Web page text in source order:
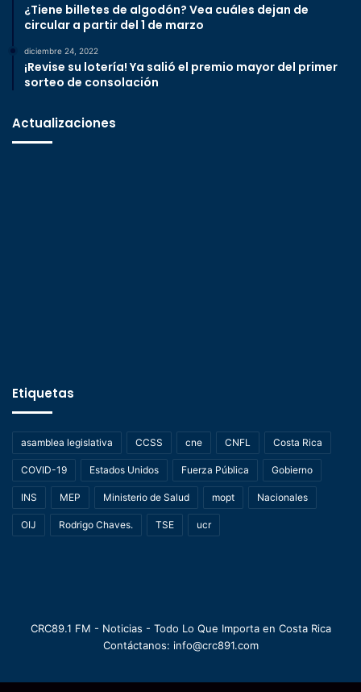
¿Tiene billetes de algodón? Vea cuáles dejan de
circular a partir del 1 de marzo
diciembre 24, 2022
¡Revise su lotería! Ya salió el premio mayor del primer
sorteo de consolación
Actualizaciones
Etiquetas
asamblea legislativa CCSS cne CNFL Costa Rica
COVID-19 Estados Unidos Fuerza Pública Gobierno
INS MEP Ministerio de Salud mopt Nacionales
OIJ Rodrigo Chaves. TSE ucr
CRC89.1 FM - Noticias - Todo Lo Que Importa en Costa Rica
Contáctanos: info@crc891.com